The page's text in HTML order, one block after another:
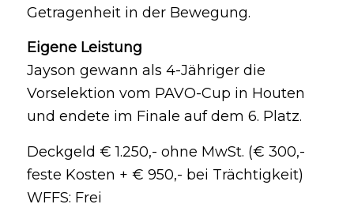
Getragenheit in der Bewegung.
Eigene Leistung
Jayson gewann als 4-Jähriger die
Vorselektion vom PAVO-Cup in Houten
und endete im Finale auf dem 6. Platz.
Deckgeld € 1.250,- ohne MwSt. (€ 300,-
feste Kosten + € 950,- bei Trächtigkeit)
WFFS: Frei